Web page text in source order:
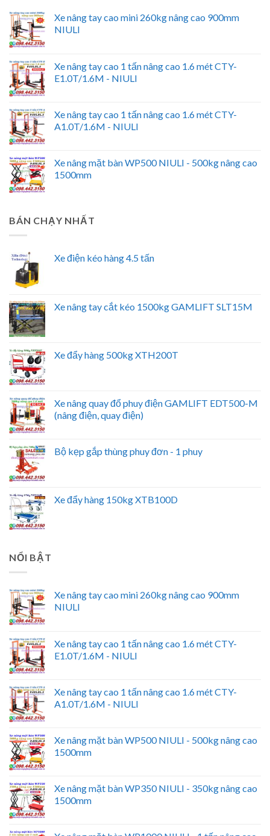
Xe nâng tay cao mini 260kg nâng cao 900mm
NIULI
Xe nâng tay cao 1 tấn nâng cao 1.6 mét CTY-
E1.0T/1.6M - NIULI
Xe nâng tay cao 1 tấn nâng cao 1.6 mét CTY-
A1.0T/1.6M - NIULI
Xe nâng mặt bàn WP500 NIULI - 500kg nâng cao
1500mm
BÁN CHẠY NHẤT
Xe điện kéo hàng 4.5 tấn
Xe nâng tay cắt kéo 1500kg GAMLIFT SLT15M
Xe đẩy hàng 500kg XTH200T
Xe nâng quay đổ phuy điện GAMLIFT EDT500-M
(nâng điện, quay điện)
Bộ kẹp gắp thùng phuy đơn - 1 phuy
Xe đẩy hàng 150kg XTB100D
NỔI BẬT
Xe nâng tay cao mini 260kg nâng cao 900mm
NIULI
Xe nâng tay cao 1 tấn nâng cao 1.6 mét CTY-
E1.0T/1.6M - NIULI
Xe nâng tay cao 1 tấn nâng cao 1.6 mét CTY-
A1.0T/1.6M - NIULI
Xe nâng mặt bàn WP500 NIULI - 500kg nâng cao
1500mm
Xe nâng mặt bàn WP350 NIULI - 350kg nâng cao
1500mm